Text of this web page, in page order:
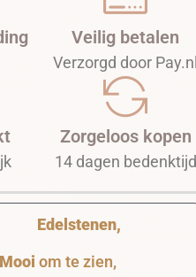
Veilig betalen
Verzorgd door Pay.nl
Zorgeloos kopen
14 dagen bedenktijd
om te zien,